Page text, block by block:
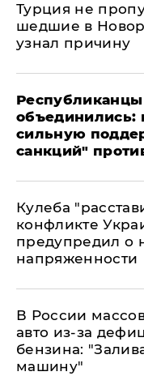
Турция не
шедшие в
узнал причину
объединились:
сильную
санкций"
Кулеба
конфликте
предупредил о
напряженности
В России
авто из-за
бензина:
машину"